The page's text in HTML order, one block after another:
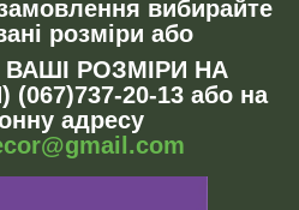
вибирайте
розміри або
РОЗМІРИ НА
20-13 або на
адресу